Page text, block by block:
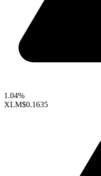
1.04%
XLM$0.1635